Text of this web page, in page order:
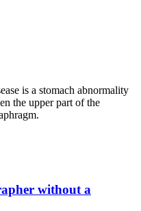
is a stomach abnormality
the upper part of the
without a